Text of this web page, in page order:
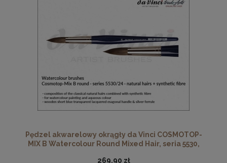
Pędzel akwarelowy okrągły da Vinci COSMOTOP-
MIX B Watercolour Round Mixed Hair, seria 5530,
269,90 zł